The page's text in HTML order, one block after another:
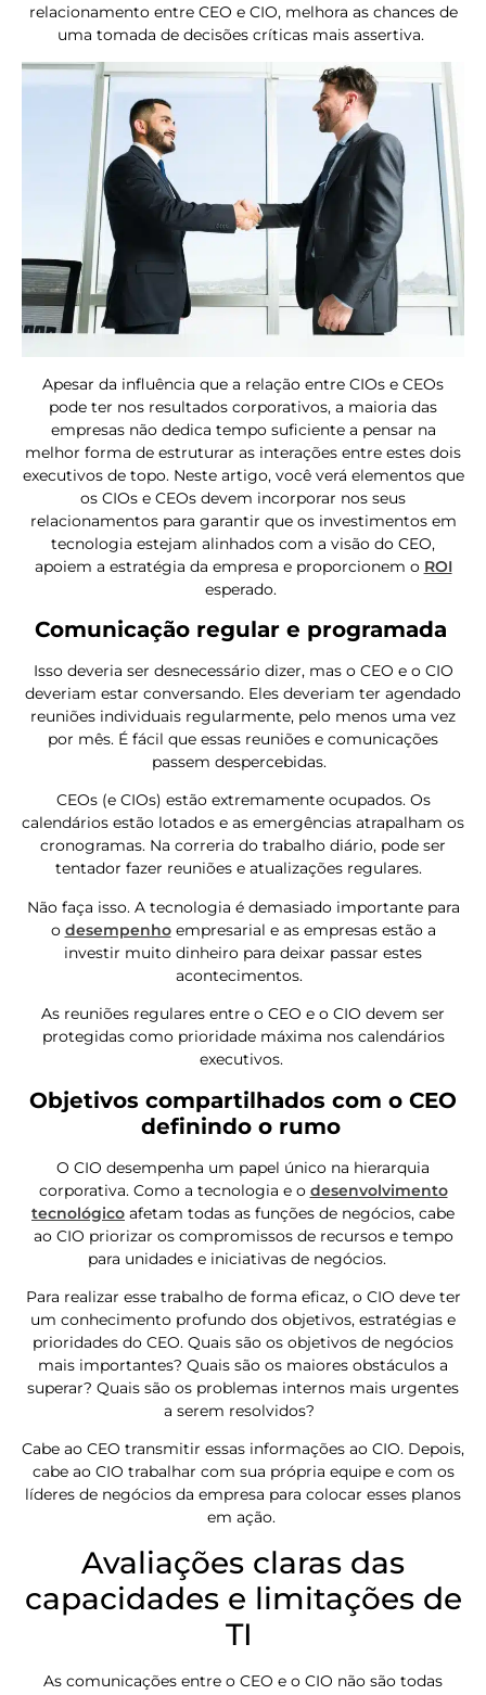
relacionamento entre CEO e CIO, melhora as chances de
uma tomada de decisões críticas mais assertiva.
Apesar da influência que a relação entre CIOs e CEOs
pode ter nos resultados corporativos, a maioria das
empresas não dedica tempo suficiente a pensar na
melhor forma de estruturar as interações entre estes dois
executivos de topo. Neste artigo, você verá elementos que
os CIOs e CEOs devem incorporar nos seus
relacionamentos para garantir que os investimentos em
tecnologia estejam alinhados com a visão do CEO,
apoiem a estratégia da empresa e proporcionem o ROI
esperado.
Comunicação regular e programada
Isso deveria ser desnecessário dizer, mas o CEO e o CIO
deveriam estar conversando. Eles deveriam ter agendado
reuniões individuais regularmente, pelo menos uma vez
por mês. É fácil que essas reuniões e comunicações
passem despercebidas.
CEOs (e CIOs) estão extremamente ocupados. Os
calendários estão lotados e as emergências atrapalham os
cronogramas. Na correria do trabalho diário, pode ser
tentador fazer reuniões e atualizações regulares.
Não faça isso. A tecnologia é demasiado importante para
o desempenhoempresarial e as empresas estão a
investir muito dinheiro para deixar passar estes
acontecimentos.
As reuniões regulares entre o CEO e o CIO devem ser
protegidas como prioridade máxima nos calendários
executivos.
Objetivos compartilhados com o CEO
definindo o rumo
O CIO desempenha um papel único na hierarquia
corporativa. Como a tecnologia e o desenvolvimento
tecnológico afetam todas as funções de negócios, cabe
ao CIO priorizar os compromissos de recursos e tempo
para unidades e iniciativas de negócios.
Para realizar esse trabalho de forma eficaz, o CIO deve ter
um conhecimento profundo dos objetivos, estratégias e
prioridades do CEO. Quais são os objetivos de negócios
mais importantes? Quais são os maiores obstáculos a
superar? Quais são os problemas internos mais urgentes
a serem resolvidos?
Cabe ao CEO transmitir essas informações ao CIO. Depois,
cabe ao CIO trabalhar com sua própria equipe e com os
líderes de negócios da empresa para colocar esses planos
em ação.
Avaliações claras das
capacidades e limitações de
TI
As comunicações entre o CEO e o CIO não são todas